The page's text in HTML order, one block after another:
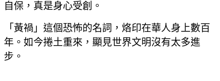
自保，真是身心受創。
「黃禍」這個恐怖的名詞，烙印在華人身上數百
年。如今捲土重來，顯見世界文明沒有太多進
步。